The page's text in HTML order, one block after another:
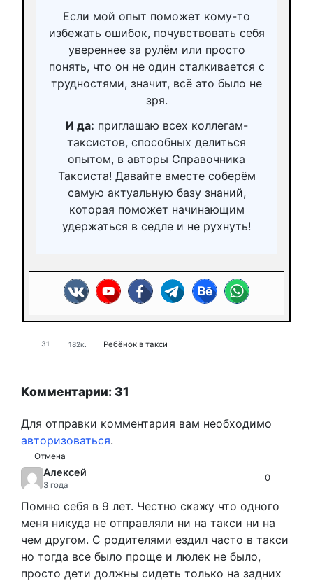
Если мой опыт поможет кому-то
избежать ошибок, почувствовать себя
увереннее за рулём или просто
понять, что он не один сталкивается с
трудностями, значит, всё это было не
зря.
И да: приглашаю всех коллегам-
таксистов, способных делиться
опытом, в авторы Справочника
Таксиста! Давайте вместе соберём
самую актуальную базу знаний,
которая поможет начинающим
удержаться в седле и не рухнуть!
31 182к. Ребёнок в такси
Комментарии: 31
Отмена
Для отправки комментария вам необходимо
авторизоваться.
Алексей
3 года
0
Помню себя в 9 лет. Честно скажу что одного
меня никуда не отправляли ни на такси ни на
чем другом. С родителями ездил часто в такси
но тогда все было проще и люлек не было,
просто дети должны сидеть только на задних